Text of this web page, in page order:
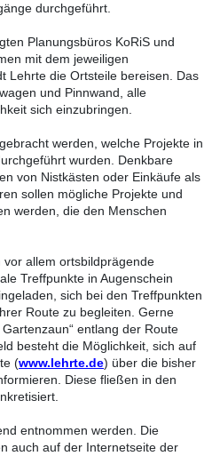
durchgeführt.
Planungsbüros KoRiS und
mit dem jeweiligen
Lehrte die Ortsteile bereisen. Das
und Pinnwand, alle
sich einzubringen.
werden, welche Projekte in
wurden. Denkbare
von Nistkästen oder Einkäufe als
sollen mögliche Projekte und
werden, die den Menschen
allem ortsbildprägende
Treffpunkte in Augenschein
sich bei den Treffpunkten
Route zu begleiten. Gerne
entlang der Route
besteht die Möglichkeit, sich auf
(www.lehrte.de) über die bisher
Diese fließen in den
entnommen werden. Die
auch auf der Internetseite der